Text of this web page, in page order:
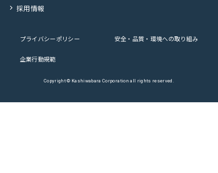
採用情報
プライバシーポリシー 安全・品質・環境への取り組み
企業行動規範
Copyright © Kashiwabara Corporation all rights reserved.